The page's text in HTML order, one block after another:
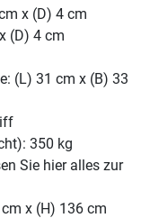
x (D) 4 cm
(D) 4 cm
(L) 31 cm x (B) 33
350 kg
Sie hier alles zur
x (H) 136 cm